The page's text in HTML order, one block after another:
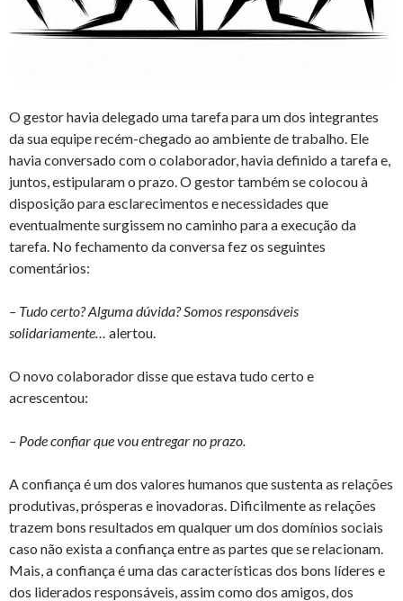
O gestor havia delegado uma tarefa para um dos integrantes
da sua equipe recém-chegado ao ambiente de trabalho. Ele
havia conversado com o colaborador, havia definido a tarefa e,
juntos, estipularam o prazo. O gestor também se colocou à
disposição para esclarecimentos e necessidades que
eventualmente surgissem no caminho para a execução da
tarefa. No fechamento da conversa fez os seguintes
comentários:
– Tudo certo? Alguma dúvida? Somos responsáveis
solidariamente… alertou.
O novo colaborador disse que estava tudo certo e
acrescentou:
– Pode confiar que vou entregar no prazo.
A confiança é um dos valores humanos que sustenta as relações
produtivas, prósperas e inovadoras. Dificilmente as relações
trazem bons resultados em qualquer um dos domínios sociais
caso não exista a confiança entre as partes que se relacionam.
Mais, a confiança é uma das características dos bons líderes e
dos liderados responsáveis, assim como dos amigos, dos